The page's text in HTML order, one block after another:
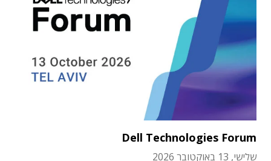
Dell Technologies Forum
שלישי, 13 באוקטובר 2026